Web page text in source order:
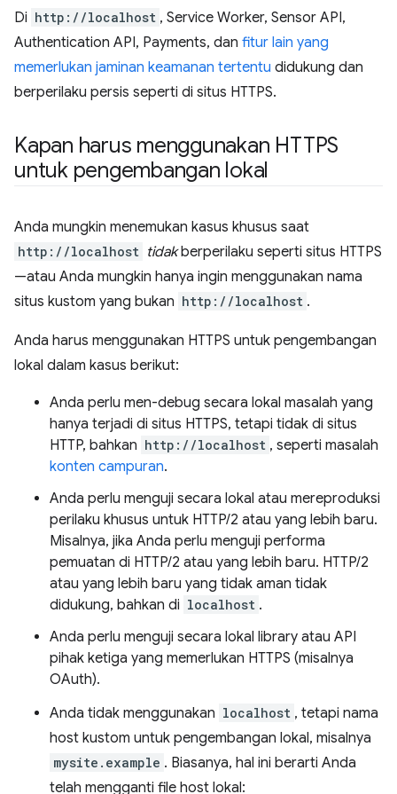
Di http://localhost , Service Worker, Sensor API,
Authentication API, Payments, dan fitur lain yang
memerlukan jaminan keamanan tertentu didukung dan
berperilaku persis seperti di situs HTTPS.
Kapan harus menggunakan HTTPS
untuk pengembangan lokal
Anda mungkin menemukan kasus khusus saat
http://localhost tidakberperilaku seperti situs HTTPS
—atau Anda mungkin hanya ingin menggunakan nama
situs kustom yang bukan http://localhost .
Anda harus menggunakan HTTPS untuk pengembangan
lokal dalam kasus berikut:
Anda perlu men-debug secara lokal masalah yang
hanya terjadi di situs HTTPS, tetapi tidak di situs
HTTP, bahkan http://localhost , seperti masalah
konten campuran.
Anda perlu menguji secara lokal atau mereproduksi
perilaku khusus untuk HTTP/2 atau yang lebih baru.
Misalnya, jika Anda perlu menguji performa
pemuatan di HTTP/2 atau yang lebih baru. HTTP/2
atau yang lebih baru yang tidak aman tidak
didukung, bahkan di localhost .
Anda perlu menguji secara lokal library atau API
pihak ketiga yang memerlukan HTTPS (misalnya
OAuth).
Anda tidak menggunakan localhost , tetapi nama
host kustom untuk pengembangan lokal, misalnya
mysite.example . Biasanya, hal ini berarti Anda
telah mengganti file host lokal: